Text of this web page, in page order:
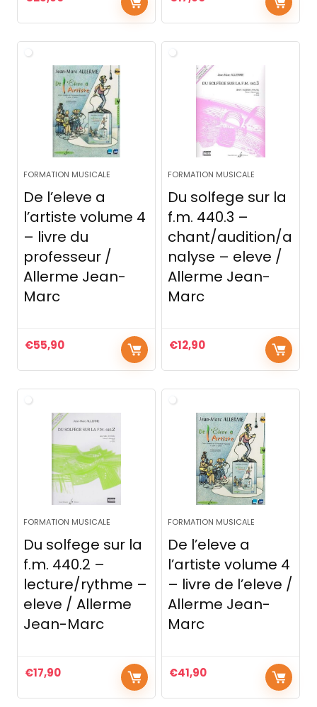
FORMATION MUSICALE
De l’eleve a
l’artiste volume 4
– livre du
professeur /
Allerme Jean-
Marc
€55,90
FORMATION MUSICALE
Du solfege sur la
f.m. 440.3 –
chant/audition/a
nalyse – eleve /
Allerme Jean-
Marc
€12,90
FORMATION MUSICALE
Du solfege sur la
f.m. 440.2 –
lecture/rythme –
eleve / Allerme
Jean-Marc
€17,90
FORMATION MUSICALE
De l’eleve a
l’artiste volume 4
– livre de l’eleve /
Allerme Jean-
Marc
€41,90